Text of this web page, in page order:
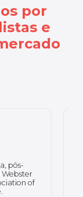
por
e
Ambiental
em
Diretor,
experiência